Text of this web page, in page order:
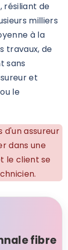
résiliant de
milliers
à la
travaux, de
sans
et
le
d'un assureur
dans une
le client se
fibre